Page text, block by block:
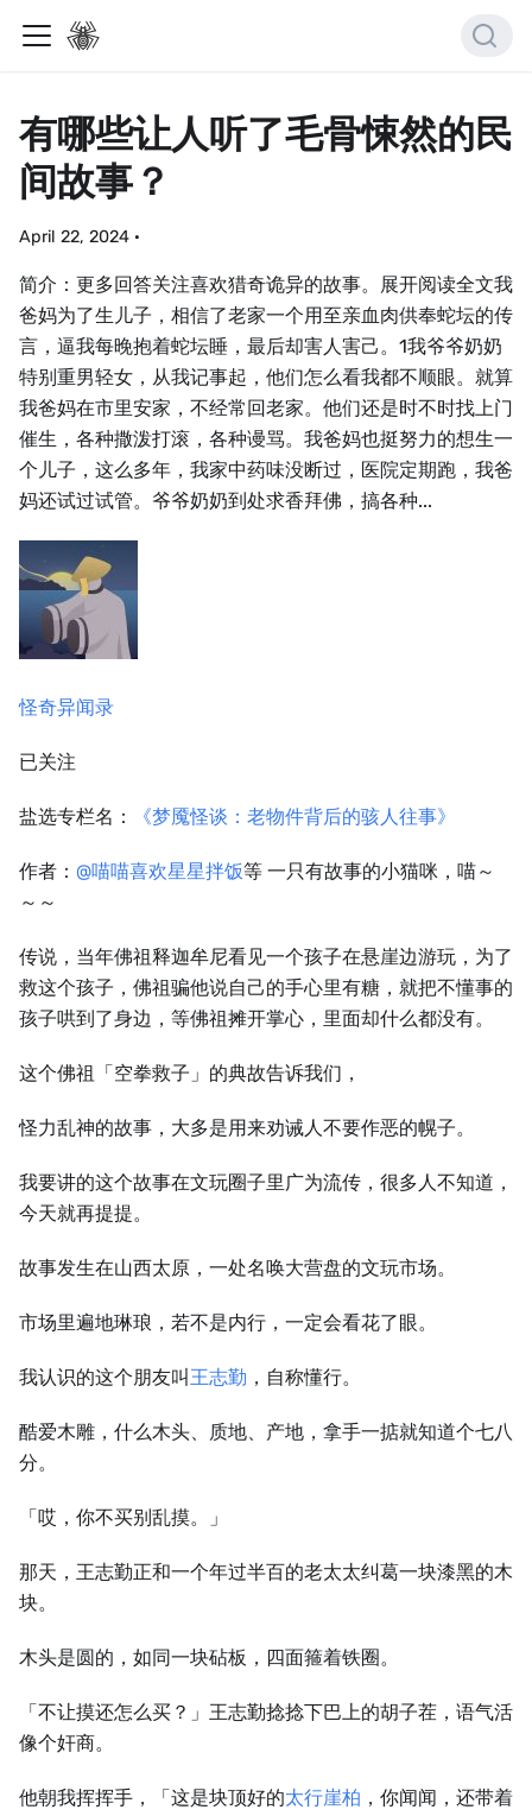
有哪些让人听了毛骨悚然的民
间故事？
April 22, 2024 ·
简介：更多回答关注喜欢猎奇诡异的故事。展开阅读全文我
爸妈为了生儿子，相信了老家一个用至亲血肉供奉蛇坛的传
言，逼我每晚抱着蛇坛睡，最后却害人害己。1我爷爷奶奶
特别重男轻女，从我记事起，他们怎么看我都不顺眼。就算
我爸妈在市里安家，不经常回老家。他们还是时不时找上门
催生，各种撒泼打滚，各种谩骂。我爸妈也挺努力的想生一
个儿子，这么多年，我家中药味没断过，医院定期跑，我爸
妈还试过试管。爷爷奶奶到处求香拜佛，搞各种...
怪奇异闻录
已关注
盐选专栏名： 《梦魇怪谈：老物件背后的骇人往事》
作者： @喵喵喜欢星星拌饭等 一只有故事的小猫咪，喵～
～～
传说，当年佛祖释迦牟尼看见一个孩子在悬崖边游玩，为了
救这个孩子，佛祖骗他说自己的手心里有糖，就把不懂事的
孩子哄到了身边，等佛祖摊开掌心，里面却什么都没有。
这个佛祖「空拳救子」的典故告诉我们，
怪力乱神的故事，大多是用来劝诫人不要作恶的幌子。
我要讲的这个故事在文玩圈子里广为流传，很多人不知道，
今天就再提提。
故事发生在山西太原，一处名唤大营盘的文玩市场。
市场里遍地琳琅，若不是内行，一定会看花了眼。
我认识的这个朋友叫王志勤 ，自称懂行。
酷爱木雕，什么木头、质地、产地，拿手一掂就知道个七八
分。
「哎，你不买别乱摸。」
那天，王志勤正和一个年过半百的老太太纠葛一块漆黑的木
块。
木头是圆的，如同一块砧板，四面箍着铁圈。
「不让摸还怎么买？」王志勤捻捻下巴上的胡子茬，语气活
像个奸商。
他朝我挥挥手，「这是块顶好的太行崖柏 ，你闻闻，还带着